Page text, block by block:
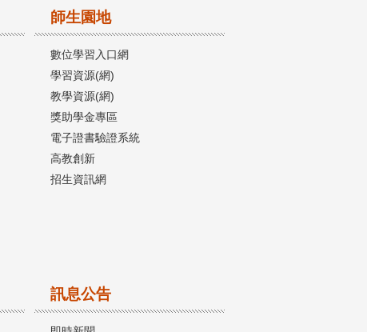
師生園地
數位學習入口網
學習資源(網)
教學資源(網)
獎助學金專區
電子證書驗證系統
高教創新
招生資訊網
訊息公告